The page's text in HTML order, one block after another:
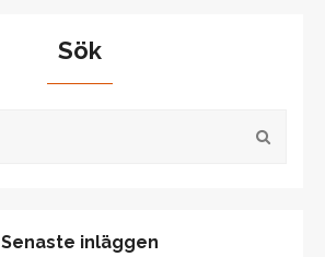
Sök
Senaste inläggen